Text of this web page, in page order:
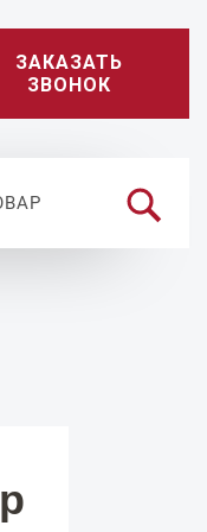
ЗАКАЗАТЬ
ЗВОНОК